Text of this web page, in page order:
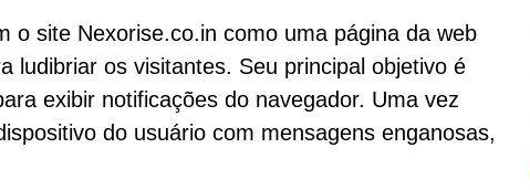
o site Nexorise.co.in como uma página da web
ludibriar os visitantes. Seu principal objetivo é
exibir notificações do navegador. Uma vez
do usuário com mensagens enganosas,